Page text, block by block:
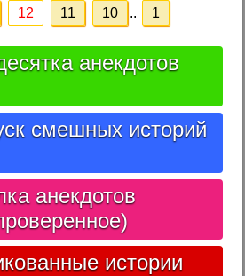
12 11 10 .. 1
анекдотов
смешных историй
анекдотов
истории